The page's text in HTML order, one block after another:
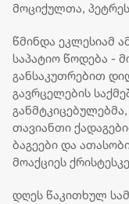
მოციქულთა,
წმინდა ეკლესიამ
საპატიო წოდება -
განსაკუთრებით
გავრცელების
თავიანთი
ბაგეები და
მოაქციეს
დღეს წაკითხულ